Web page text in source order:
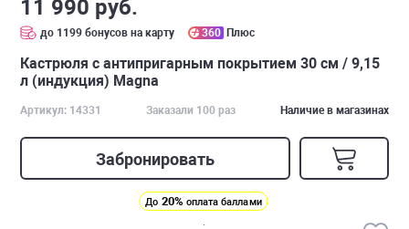
11 990 руб.
до 1199 бонусов на карту 360 Плюс
Кастрюля с антипригарным покрытием 30 см / 9,15
л (индукция) Magna
Артикул: 14331 Заказали 100 раз Наличие в магазинах
Забронировать
До 20% оплата баллами